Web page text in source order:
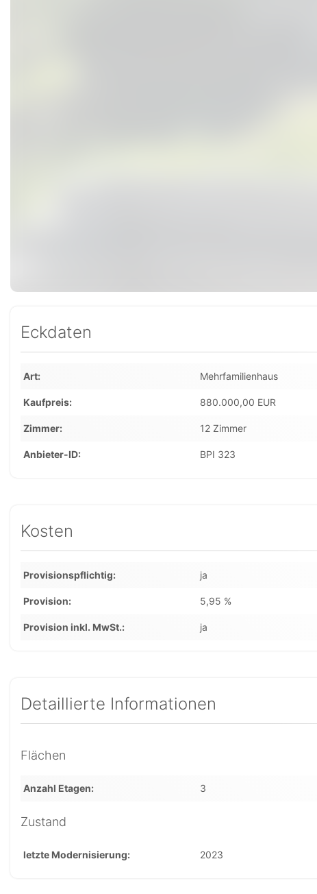
Eckdaten
Art Mehrfamilienhaus
Kaufpreis 880.000,00 EUR
Zimmer 12 Zimmer
Anbieter-ID BPI 323
Kosten
Provisionspflichtig ja
Provision 5,95 %
Provision inkl. MwSt. ja
Detaillierte Informationen
Flächen
Anzahl Etagen 3
Zustand
letzte Modernisierung 2023